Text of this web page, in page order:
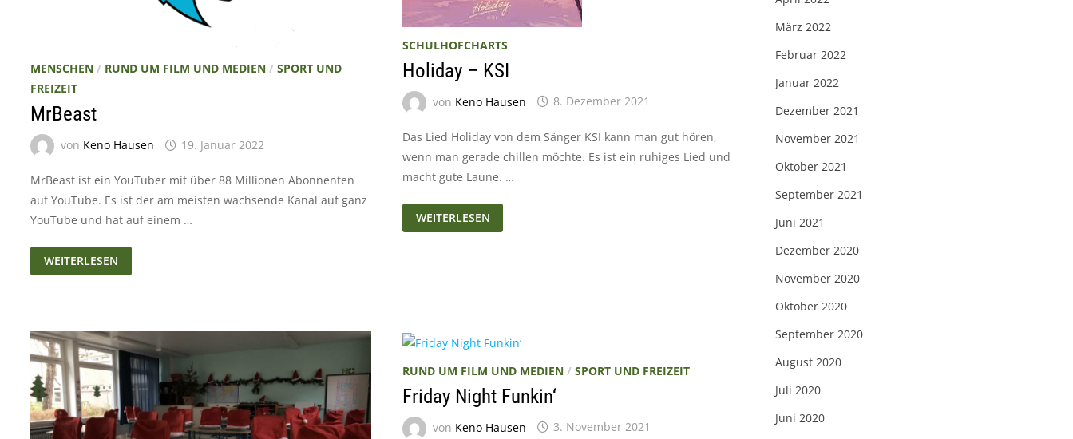
MENSCHEN / RUND UM FILM UND MEDIEN /SPORT UND
FREIZEIT
MrBeast
von Keno Hausen 19. Januar 2022
MrBeast ist ein YouTuber mit über 88 Millionen Abonnenten
auf YouTube. Es ist der am meisten wachsende Kanal auf ganz
YouTube und hat auf einem …
MRBEAST
WEITERLESEN
SCHULHOFCHARTS
Holiday – KSI
von Keno Hausen 8. Dezember 2021
Das Lied Holiday von dem Sänger KSI kann man gut hören,
wenn man gerade chillen möchte. Es ist ein ruhiges Lied und
macht gute Laune. …
HOLIDAY
–
KSI
WEITERLESEN
RUND UM FILM UND MEDIEN/ SPORT UND FREIZEIT
Friday Night Funkin‘
von Keno Hausen 3. November 2021
März 2022
Februar 2022
Januar 2022
Dezember 2021
November 2021
Oktober 2021
September 2021
Juni 2021
Dezember 2020
November 2020
Oktober 2020
September 2020
August 2020
Juli 2020
Juni 2020